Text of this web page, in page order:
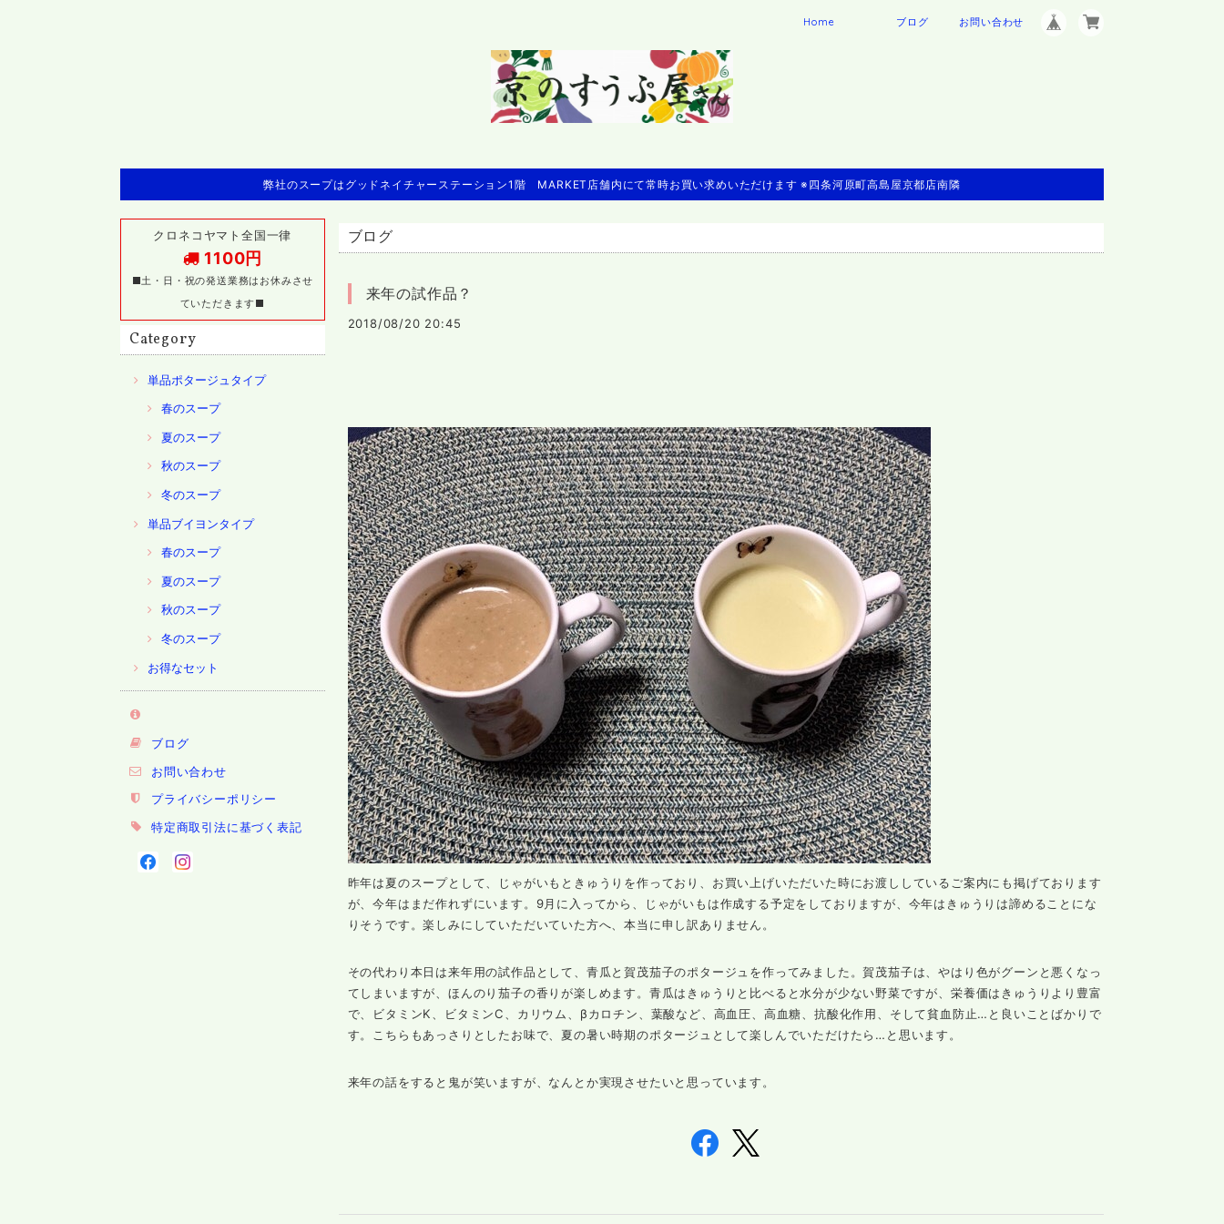
Home ブログ お問い合わせ
弊社のスープはグッドネイチャーステーション1階 MARKET店舗内にて常時お買い求めいただけます ※四条河原町高島屋京都店南隣
クロネコヤマト全国一律
1100円
■土・日・祝の発送業務はお休みさせ
ていただきます■
Category
単品ポタージュタイプ
春のスープ
夏のスープ
秋のスープ
冬のスープ
単品ブイヨンタイプ
春のスープ
夏のスープ
秋のスープ
冬のスープ
お得なセット
ブログ
お問い合わせ
プライバシーポリシー
特定商取引法に基づく表記
ブログ
来年の試作品？
2018/08/20 20:45
昨年は夏のスープとして、じゃがいもときゅうりを作っており、お買い上げいただいた時にお渡ししているご案内にも掲げております
が、今年はまだ作れずにいます。9月に入ってから、じゃがいもは作成する予定をしておりますが、今年はきゅうりは諦めることにな
りそうです。楽しみにしていただいていた方へ、本当に申し訳ありません。
その代わり本日は来年用の試作品として、青瓜と賀茂茄子のポタージュを作ってみました。賀茂茄子は、やはり色がグーンと悪くなっ
てしまいますが、ほんのり茄子の香りが楽しめます。青瓜はきゅうりと比べると水分が少ない野菜ですが、栄養価はきゅうりより豊富
で、ビタミンK、ビタミンC、カリウム、βカロチン、葉酸など、高血圧、高血糖、抗酸化作用、そして貧血防止…と良いことばかりで
す。こちらもあっさりとしたお味で、夏の暑い時期のポタージュとして楽しんでいただけたら…と思います。
来年の話をすると鬼が笑いますが、なんとか実現させたいと思っています。